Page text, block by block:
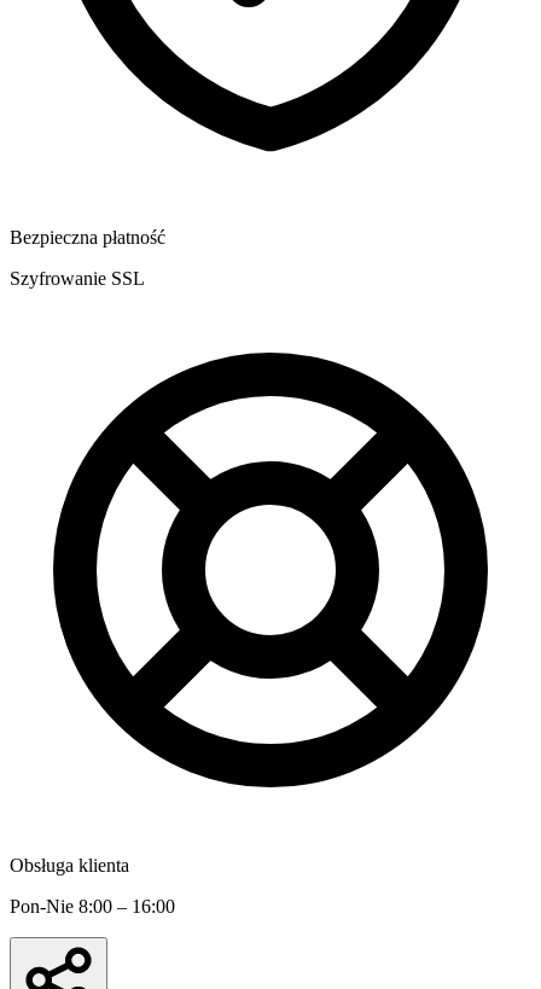
Bezpieczna płatność
Szyfrowanie SSL
Obsługa klienta
Pon-Nie 8:00 – 16:00